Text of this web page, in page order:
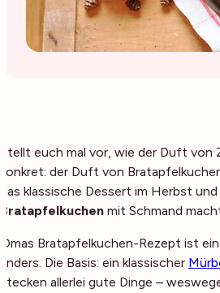
Stellt euch mal vor, wie der Duft
konkret: der Duft von
das klassische Dessert im Herbst
Bratapfelkuchen mit Schmand
Omas Bratapfelkuchen-Rezept ist
anders. Die Basis: ein klassischer
stecken allerlei gute Dinge –